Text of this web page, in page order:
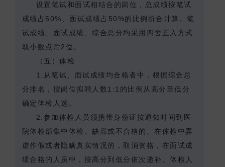
设置笔试和面试相结合的岗位，总成绩按笔试
成绩占50%、面试成绩占50%的比例折合计算。笔
试成绩、面试成绩、综合总分均采用四舍五入方式
取小数点后2位。
（五）体检
1.从笔试、面试成绩均合格者中，根据综合总
分排名，按岗位拟聘人数1:1的比例从高分至低分
确定体检人选。
2.参加体检人员须携带身份证按通知时间到医
院体检部集中体检、缺席或不合格的、在体检中弄
虚作假或者隐瞒真实情况的，取消资格，在面试成
绩合格的人员中，按高分到低分依次递补。体检人